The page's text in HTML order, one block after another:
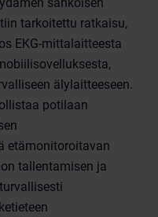
tarkoitettu ratkaisu,
EKG-mittalaitteesta
älylaitteeseen.
potilaan
etämonitoroitavan
tallentamisen ja